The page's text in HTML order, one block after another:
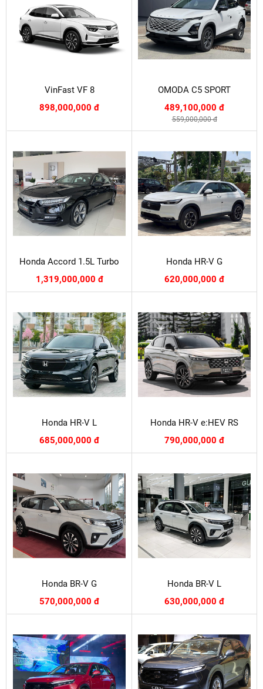
VinFast VF 8
898,000,000 đ
OMODA C5 SPORT
489,100,000 đ
559,000,000 đ
Honda Accord 1.5L Turbo
1,319,000,000 đ
Honda HR-V G
620,000,000 đ
Honda HR-V L
685,000,000 đ
Honda HR-V e:HEV RS
790,000,000 đ
Honda BR-V G
570,000,000 đ
Honda BR-V L
630,000,000 đ